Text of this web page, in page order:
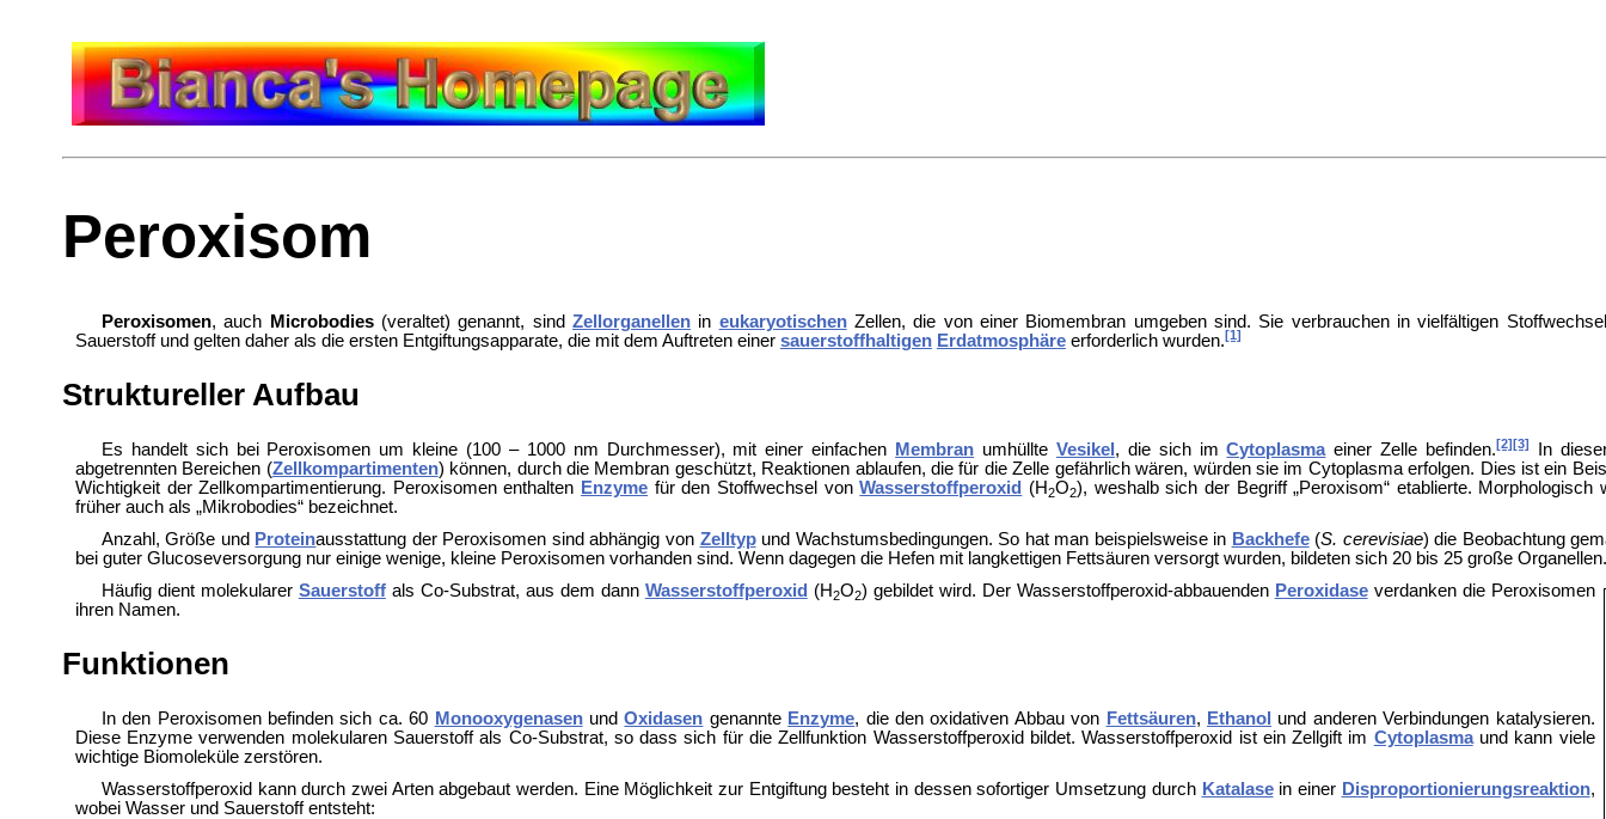
Peroxisom
Peroxisomen, auch Microbodies(veraltet) genannt, sind Zellorganellenin eukaryotischenZellen, die von einer Biomembran umgeben sind. Sie verbrauchen in vielfältigen
Sauerstoff und gelten daher als die ersten Entgiftungsapparate, die mit dem Auftreten einer sauerstoffhaltigen Erdatmosphäreerforderlich wurden. [1]
Struktureller Aufbau
Es handelt sich bei Peroxisomen um kleine (100 – 1000 nm Durchmesser), mit einer einfachen Membran umhüllte Vesikel , die sich imCytoplasmaeiner Zelle befinden.[2] [3]
In
abgetrennten Bereichen (Zellkompartimenten) können, durch die Membran geschützt, Reaktionen ablaufen, die für die Zelle gefährlich wären, würden sie im Cytoplasma erfolgen. Dies ist ein
Wichtigkeit der Zellkompartimentierung. Peroxisomen enthalten Enzyme für den Stoffwechsel vonWasserstoffperoxid (H2O2), weshalb sich der Begriff „Peroxisom“ etablierte. Morphologisch
früher auch als „Mikrobodies“ bezeichnet.
Anzahl, Größe und Proteinausstattung der Peroxisomen sind abhängig von Zelltypund Wachstumsbedingungen. So hat man beispielsweise in Backhefe(S. cerevisiae) die Beobachtung
bei guter Glucoseversorgung nur einige wenige, kleine Peroxisomen vorhanden sind. Wenn dagegen die Hefen mit langkettigen Fettsäuren versorgt wurden, bildeten sich 20 bis 25 große Organellen.
Häufig dient molekularer Sauerstoffals Co-Substrat, aus dem dann Wasserstoffperoxid (H2O2) gebildet wird. Der Wasserstoffperoxid-abbauenden Peroxidaseverdanken die Peroxisomen
ihren Namen.
Funktionen
In den Peroxisomen befinden sich ca. 60 MonooxygenasenundOxidasen genannte Enzyme, die den oxidativen Abbau von Fettsäuren, Ethanol
und anderen Verbindungen katalysieren.
Diese Enzyme verwenden molekularen Sauerstoff als Co-Substrat, so dass sich für die Zellfunktion Wasserstoffperoxid bildet. Wasserstoffperoxid ist ein Zellgift im Cytoplasmaund kann viele
wichtige Biomoleküle zerstören.
Wasserstoffperoxid kann durch zwei Arten abgebaut werden. Eine Möglichkeit zur Entgiftung besteht in dessen sofortiger Umsetzung durch Katalasein einer Disproportionierungsreaktion,
wobei Wasser und Sauerstoff entsteht: